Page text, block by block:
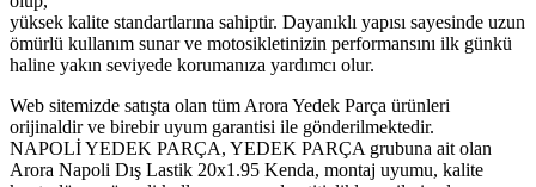
yüksek kalite standartlarına sahiptir. Dayanıklı yapısı sayesinde uzun
ömürlü kullanım sunar ve motosikletinizin performansını ilk günkü
haline yakın seviyede korumanıza yardımcı olur.
Web sitemizde satışta olan tüm Arora Yedek Parça ürünleri
orijinaldir ve birebir uyum garantisi ile gönderilmektedir.
NAPOLİ YEDEK PARÇA, YEDEK PARÇA grubuna ait olan
Arora Napoli Dış Lastik 20x1.95 Kenda, montaj uyumu, kalite